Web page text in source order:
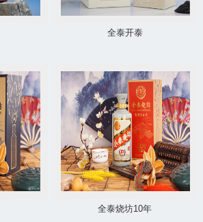
全泰开泰
全泰烧坊10年